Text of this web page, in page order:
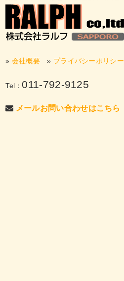
» 会社概要 » プライバシーポリシー
Tel：011-792-9125
メールお問い合わせはこちら